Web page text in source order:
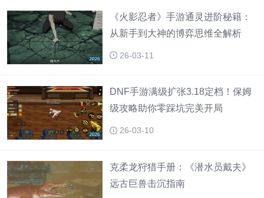
《火影忍者》手游通灵进阶秘籍：
从新手到大神的博弈思维全解析
26-03-11
DNF手游满级扩张3.18定档！保姆
级攻略助你零踩坑完美开局
26-03-10
克柔龙狩猎手册：《潜水员戴夫》
远古巨兽击沉指南